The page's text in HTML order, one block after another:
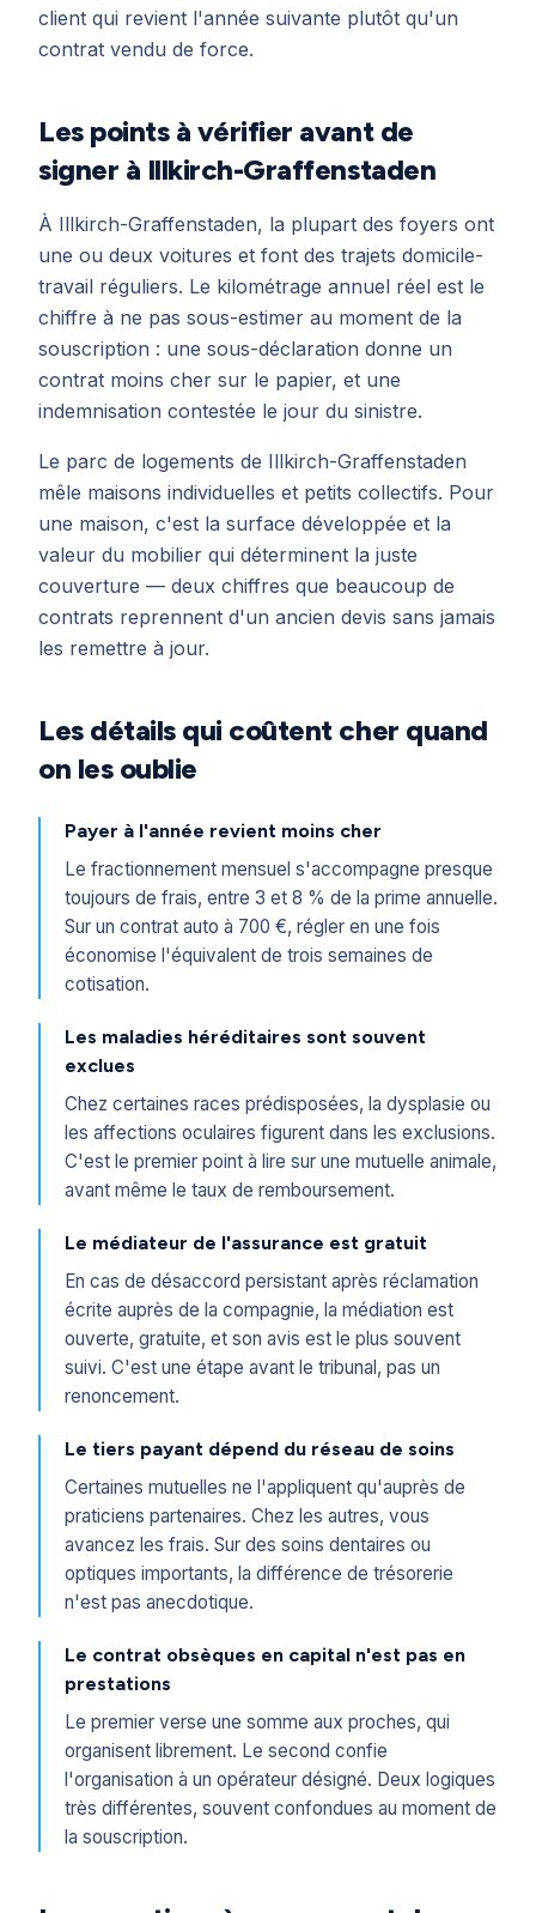
client qui revient l'année suivante plutôt qu'un
contrat vendu de force.
Les points à vérifier avant de
signer à Illkirch-Graffenstaden
À Illkirch-Graffenstaden, la plupart des foyers ont
une ou deux voitures et font des trajets domicile-
travail réguliers. Le kilométrage annuel réel est le
chiffre à ne pas sous-estimer au moment de la
souscription : une sous-déclaration donne un
contrat moins cher sur le papier, et une
indemnisation contestée le jour du sinistre.
Le parc de logements de Illkirch-Graffenstaden
mêle maisons individuelles et petits collectifs. Pour
une maison, c'est la surface développée et la
valeur du mobilier qui déterminent la juste
couverture — deux chiffres que beaucoup de
contrats reprennent d'un ancien devis sans jamais
les remettre à jour.
Les détails qui coûtent cher quand
on les oublie
Payer à l'année revient moins cher
Le fractionnement mensuel s'accompagne presque
toujours de frais, entre 3 et 8 % de la prime annuelle.
Sur un contrat auto à 700 €, régler en une fois
économise l'équivalent de trois semaines de
cotisation.
Les maladies héréditaires sont souvent
exclues
Chez certaines races prédisposées, la dysplasie ou
les affections oculaires figurent dans les exclusions.
C'est le premier point à lire sur une mutuelle animale,
avant même le taux de remboursement.
Le médiateur de l'assurance est gratuit
En cas de désaccord persistant après réclamation
écrite auprès de la compagnie, la médiation est
ouverte, gratuite, et son avis est le plus souvent
suivi. C'est une étape avant le tribunal, pas un
renoncement.
Le tiers payant dépend du réseau de soins
Certaines mutuelles ne l'appliquent qu'auprès de
praticiens partenaires. Chez les autres, vous
avancez les frais. Sur des soins dentaires ou
optiques importants, la différence de trésorerie
n'est pas anecdotique.
Le contrat obsèques en capital n'est pas en
prestations
Le premier verse une somme aux proches, qui
organisent librement. Le second confie
l'organisation à un opérateur désigné. Deux logiques
très différentes, souvent confondues au moment de
la souscription.